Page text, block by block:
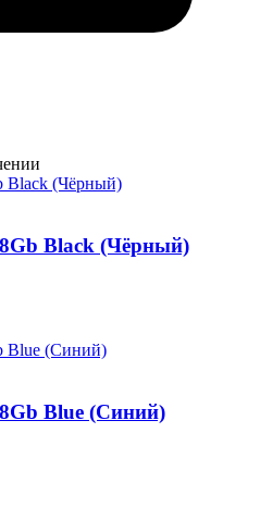
Black (Чёрный)
Blue (Синий)